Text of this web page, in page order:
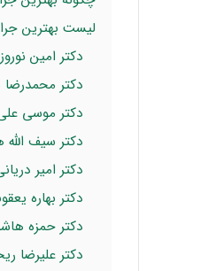
لیست بهترین
دکتر امین
دکتر
دکتر موسی
دکتر سیف
دکتر امیر
دکتر بهاره
دکتر حمزه
دکتر علیرضا